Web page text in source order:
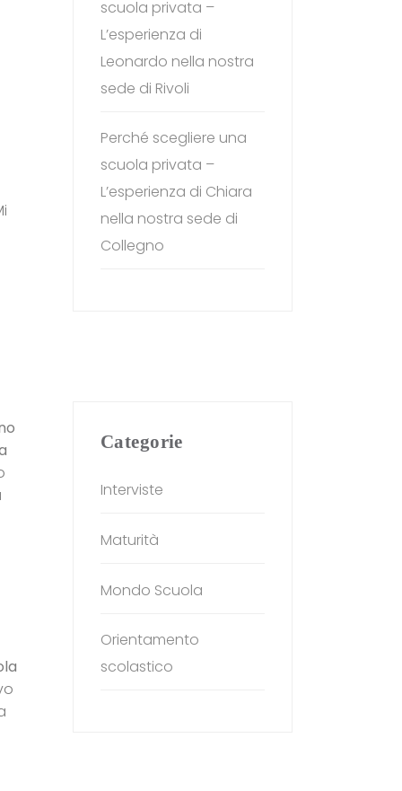
scuola privata –
L’esperienza di
Leonardo nella nostra
sede di Rivoli
Perché scegliere una
scuola privata –
L’esperienza di Chiara
nella nostra sede di
Collegno
Categorie
Interviste
Maturità
Mondo Scuola
Orientamento
scolastico